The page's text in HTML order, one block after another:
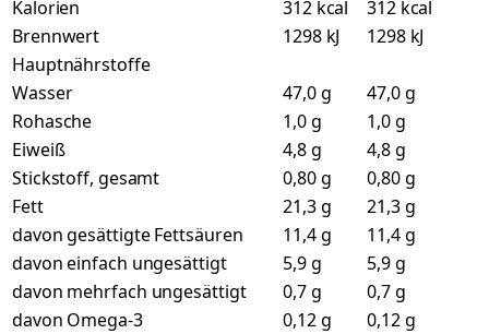
Kalorien 312 kcal
312 kcal
Brennwert
1298 kJ
1298 kJ
Hauptnährstoffe
Wasser
47,0 g
47,0 g
Rohasche
1,0 g
1,0 g
Eiweiß
4,8 g
4,8 g
Stickstoff, gesamt
0,80 g
0,80 g
Fett
21,3 g
21,3 g
davon gesättigte Fettsäuren
11,4 g
11,4 g
davon einfach ungesättigt
5,9 g
5,9 g
davon mehrfach ungesättigt
0,7 g
0,7 g
davon Omega-3
0,12 g
0,12 g